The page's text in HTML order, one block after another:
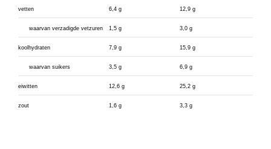
vetten 6,4 g 12,9 g
waarvan verzadigde vetzuren 1,5 g 3,0 g
koolhydraten 7,9 g 15,9 g
waarvan suikers 3,5 g 6,9 g
eiwitten 12,6 g 25,2 g
zout 1,6 g 3,3 g